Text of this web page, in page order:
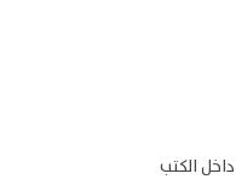
الكتب